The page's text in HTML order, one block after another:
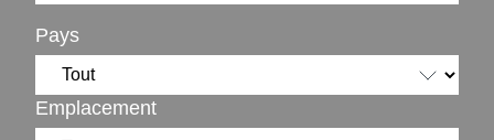
Pays
Emplacement